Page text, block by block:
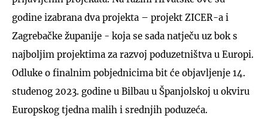
godine izabrana dva projekta – projekt ZICER-a i
Zagrebačke županije - koja se sada natječu uz bok s
najboljim projektima za razvoj poduzetništva u Europi.
Odluke o finalnim pobjednicima bit će objavljenje 14.
studenog 2023. godine u Bilbau u Španjolskoj u okviru
Europskog tjedna malih i srednjih poduzeća.